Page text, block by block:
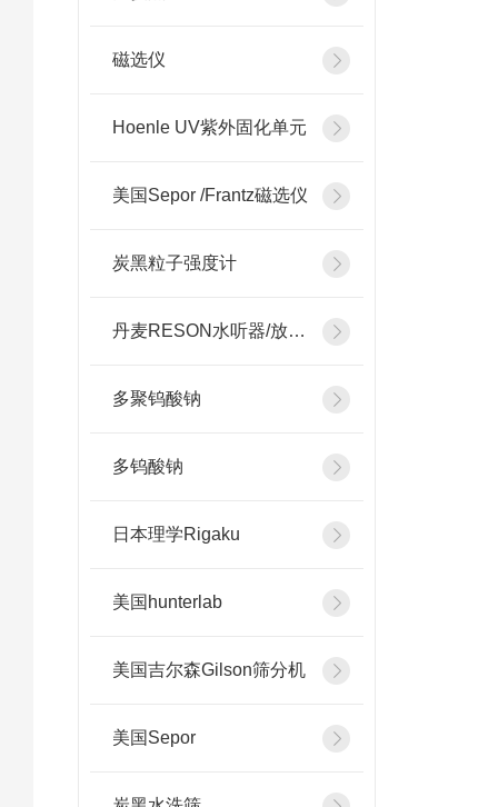
磁选仪
Hoenle UV紫外固化单元
美国Sepor /Frantz磁选仪
炭黑粒子强度计
丹麦RESON水听器/放大器
多聚钨酸钠
多钨酸钠
日本理学Rigaku
美国hunterlab
美国吉尔森Gilson筛分机
美国Sepor